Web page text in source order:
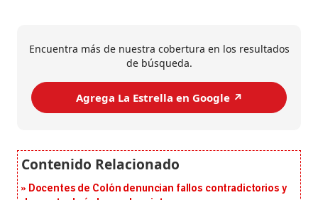
Encuentra más de nuestra cobertura en los resultados
de búsqueda.
Agrega La Estrella en Google ↗️
Docentes de Colón denuncian fallos contradictorios y